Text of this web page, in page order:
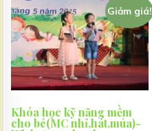
Giảm giá!
Khóa học kỹ năng mềm
cho bé(MC nhỉ,hát,múa)-